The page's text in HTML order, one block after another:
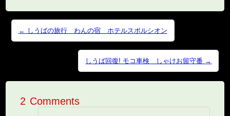
Post navigation
← しうばの旅行 わんの宿 ホテルスポルシオン
しうば回復! モコ車検 しゃけお留守番 →
2 Comments